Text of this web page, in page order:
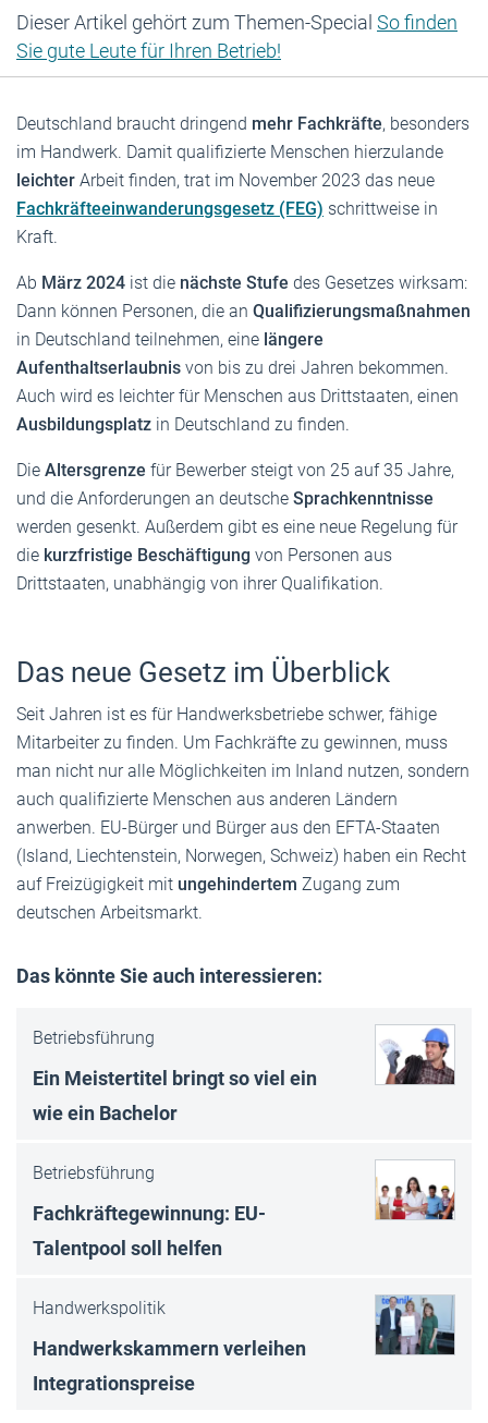
Dieser Artikel gehört zum Themen-Special So finden
Sie gute Leute für Ihren Betrieb!
Deutschland braucht dringend mehr Fachkräfte, besonders
im Handwerk. Damit qualifizierte Menschen hierzulande
leichter Arbeit finden, trat im November 2023 das neue
Fachkräfteeinwanderungsgesetz (FEG) schrittweise in
Kraft.
Ab März 2024 ist die nächste Stufe des Gesetzes wirksam:
Dann können Personen, die an Qualifizierungsmaßnahmen
in Deutschland teilnehmen, eine längere
Aufenthaltserlaubnis von bis zu drei Jahren bekommen.
Auch wird es leichter für Menschen aus Drittstaaten, einen
Ausbildungsplatz in Deutschland zu finden.
Die Altersgrenze für Bewerber steigt von 25 auf 35 Jahre,
und die Anforderungen an deutsche Sprachkenntnisse
werden gesenkt. Außerdem gibt es eine neue Regelung für
die kurzfristige Beschäftigung von Personen aus
Drittstaaten, unabhängig von ihrer Qualifikation.
Das neue Gesetz im Überblick
Seit Jahren ist es für Handwerksbetriebe schwer, fähige
Mitarbeiter zu finden. Um Fachkräfte zu gewinnen, muss
man nicht nur alle Möglichkeiten im Inland nutzen, sondern
auch qualifizierte Menschen aus anderen Ländern
anwerben. EU-Bürger und Bürger aus den EFTA-Staaten
(Island, Liechtenstein, Norwegen, Schweiz) haben ein Recht
auf Freizügigkeit mit ungehindertem Zugang zum
deutschen Arbeitsmarkt.
Das könnte Sie auch interessieren:
Betriebsführung
Ein Meistertitel bringt so viel ein
wie ein Bachelor
Betriebsführung
Fachkräftegewinnung: EU-
Talentpool soll helfen
Handwerkspolitik
Handwerkskammern verleihen
Integrationspreise